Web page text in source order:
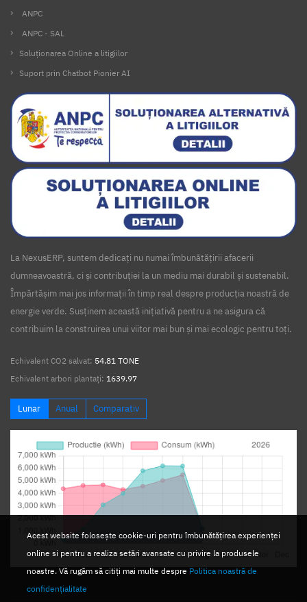
Acest website folosește cookie-uri pentru îmbunătățirea experienței
online si pentru a realiza setări avansate cu privire la produsele
noastre. Vă rugăm să citiți mai multe despre Politica noastră de
confidențialitate
ANPC
ANPC - SAL
Soluționarea Online a litigiilor
Suport prin Chatbot Pionier AI
La NexusERP, suntem dedicați nu numai îmbunătățirii afacerii
dumneavoastră, ci și contribuției la un mediu mai durabil și sustenabil.
Împărtășim mai jos informații în timp real despre producția noastră de
energie verde. Susținem această inițiativă pentru a ne asigura că
contribuim la construirea unui viitor mai bun și mai ecologic pentru toți.
Echivalent CO2 salvat: 54.81 TONE
Echivalent arbori plantați: 1639.97
Lunar Anual Comparativ